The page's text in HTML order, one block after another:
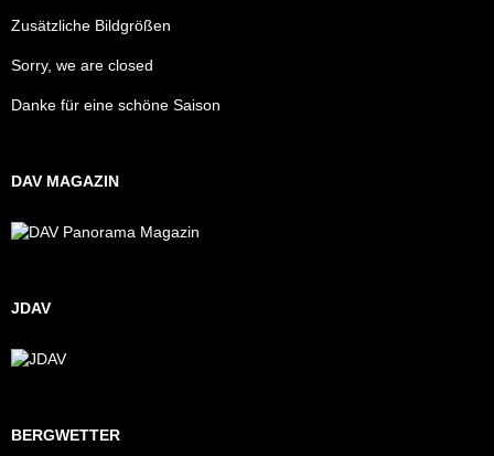
Zusätzliche Bildgrößen
Sorry, we are closed
Danke für eine schöne Saison
DAV MAGAZIN
JDAV
BERGWETTER